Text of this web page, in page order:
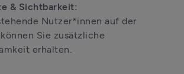
& Sichtbarkeit:
Nutzer*innen auf der
Sie zusätzliche
erhalten.